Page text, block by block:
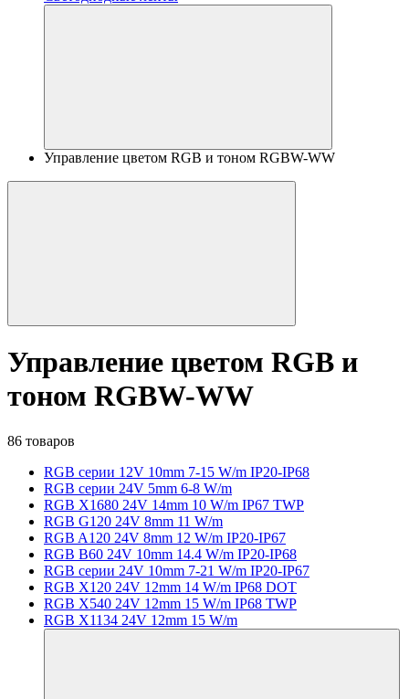
Управление цветом RGB и тоном RGBW-WW
Управление цветом RGB и
тоном RGBW-WW
86 товаров
RGB серии 12V 10mm 7-15 W/m IP20-IP68
RGB серии 24V 5mm 6-8 W/m
RGB X1680 24V 14mm 10 W/m IP67 TWP
RGB G120 24V 8mm 11 W/m
RGB A120 24V 8mm 12 W/m IP20-IP67
RGB B60 24V 10mm 14.4 W/m IP20-IP68
RGB серии 24V 10mm 7-21 W/m IP20-IP67
RGB X120 24V 12mm 14 W/m IP68 DOT
RGB X540 24V 12mm 15 W/m IP68 TWP
RGB X1134 24V 12mm 15 W/m